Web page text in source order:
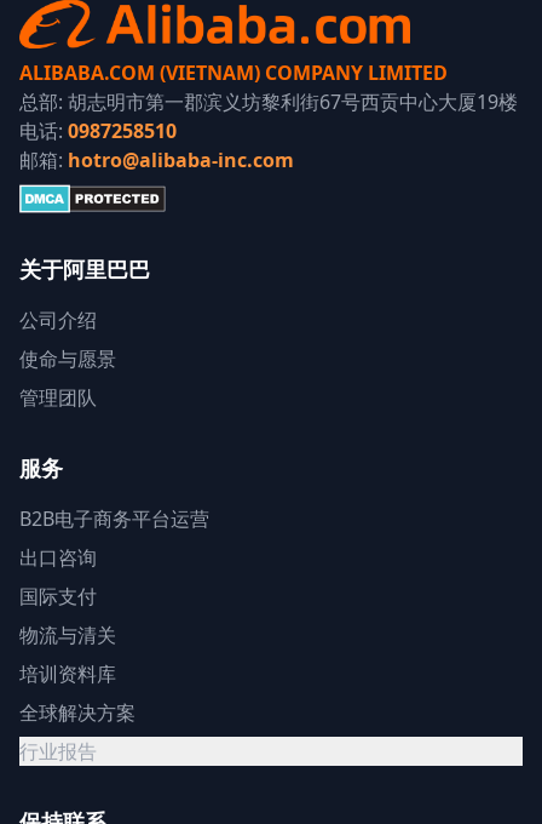
ALIBABA.COM (VIETNAM) COMPANY LIMITED
总部: 胡志明市第一郡滨义坊黎利街67号西贡中心大厦19楼
电话: 0987258510
邮箱: hotro@alibaba-inc.com
关于阿里巴巴
公司介绍
使命与愿景
管理团队
服务
B2B电子商务平台运营
出口咨询
国际支付
物流与清关
培训资料库
全球解决方案
行业报告